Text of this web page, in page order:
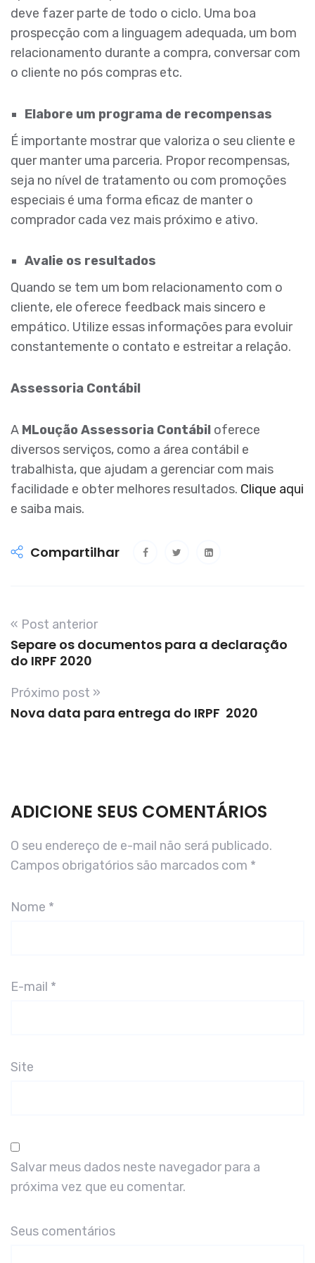
deve fazer parte de todo o ciclo. Uma boa
prospecção com a linguagem adequada, um bom
relacionamento durante a compra, conversar com
o cliente no pós compras etc.
Elabore um programa de recompensas
É importante mostrar que valoriza o seu cliente e
quer manter uma parceria. Propor recompensas,
seja no nível de tratamento ou com promoções
especiais é uma forma eficaz de manter o
comprador cada vez mais próximo e ativo.
Avalie os resultados
Quando se tem um bom relacionamento com o
cliente, ele oferece feedback mais sincero e
empático. Utilize essas informações para evoluir
constantemente o contato e estreitar a relação.
Assessoria Contábil
A MLoução Assessoria Contábil oferece
diversos serviços, como a área contábil e
trabalhista, que ajudam a gerenciar com mais
facilidade e obter melhores resultados. Clique aqui
e saiba mais.
Compartilhar
« Post anterior
Separe os documentos para a declaração
do IRPF 2020
Próximo post »
Nova data para entrega do IRPF  2020
ADICIONE SEUS COMENTÁRIOS
O seu endereço de e-mail não será publicado.
Campos obrigatórios são marcados com *
Nome *
E-mail *
Site
Salvar meus dados neste navegador para a
próxima vez que eu comentar.
Seus comentários